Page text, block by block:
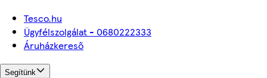
Tesco.hu
Ügyfélszolgálat - 0680222333
Áruházkereső
Segítünk